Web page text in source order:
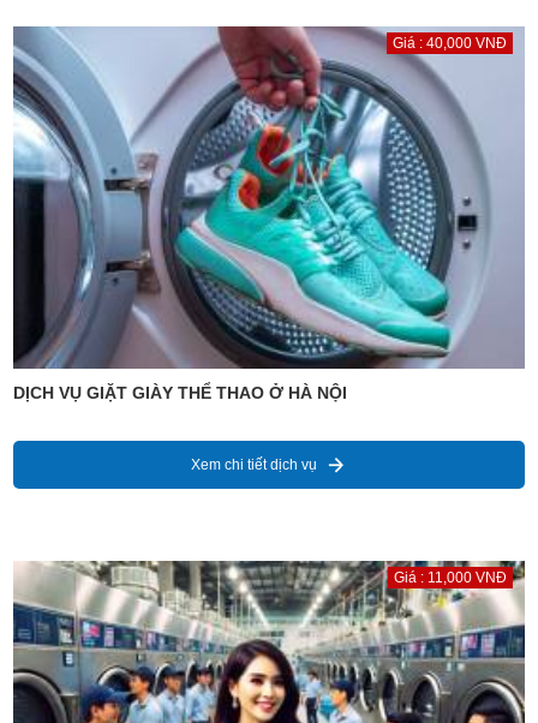
Giá : 40,000 VNĐ
DỊCH VỤ GIẶT GIÀY THỂ THAO Ở HÀ NỘI
Xem chi tiết dịch vụ
Giá : 11,000 VNĐ